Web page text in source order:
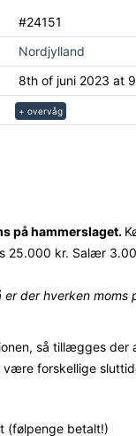
#24151
Nordjylland
8th of juni 2023 at
+ overvåg
på hammerslaget.
25.000 kr. Salær
der hverken moms
så tillægges der
forskellige
(følpenge betalt!)